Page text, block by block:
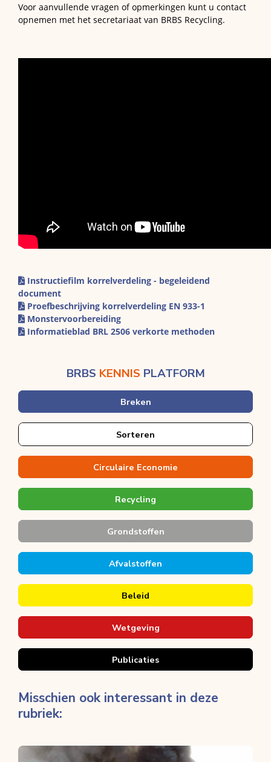
Voor aanvullende vragen of opmerkingen kunt u contact
opnemen met het secretariaat van BRBS Recycling.
Instructiefilm korrelverdeling - begeleidend
document
Proefbeschrijving korrelverdeling EN 933-1
Monstervoorbereiding
Informatieblad BRL 2506 verkorte methoden
BRBS KENNIS PLATFORM
Breken
Sorteren
Circulaire Economie
Recycling
Grondstoffen
Afvalstoffen
Beleid
Wetgeving
Publicaties
Misschien ook interessant in deze
rubriek:
Breken